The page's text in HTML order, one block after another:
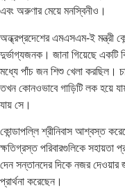
এবং অরুণার মেয়ে মনস্বিনীও।
অন্ধ্রপ্রদেশের এমএসএম-ই মন্ত্রী
দুর্ভাগ্যজনক। জানা গিয়েছে একটি
মধ্যে পাঁচ জন শিশু খেলা করছিল।
তখন কোনওভাবে গাড়িটি লক হয়ে
যায় সে।
কোন্ডাপল্লি শ্রীনিবাস আশ্বস্ত
ক্ষতিগ্রস্ত পরিবারগুলিকে সহায়তা
দেন সন্তানদের দিকে নজর
প্রার্থনা করেছেন।